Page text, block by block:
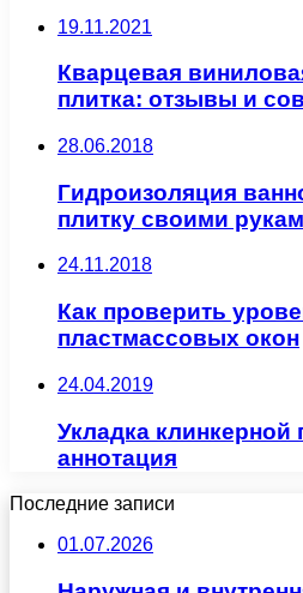
19.11.2021
Кварцевая
плитка: отзывы и
28.06.2018
Гидроизоляция
плитку своими
24.11.2018
Как проверить
пластмассовых окон
24.04.2019
Укладка клинкерной
аннотация
Последние записи
01.07.2026